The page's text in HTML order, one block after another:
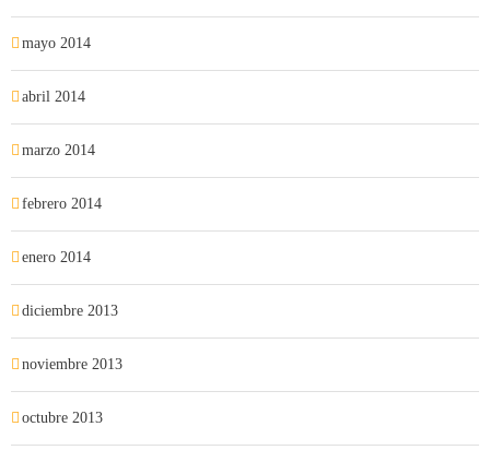
mayo 2014
abril 2014
marzo 2014
febrero 2014
enero 2014
diciembre 2013
noviembre 2013
octubre 2013